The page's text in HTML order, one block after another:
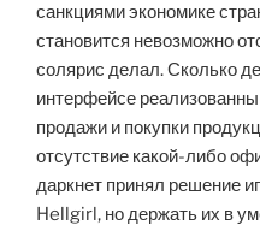
санкциями экономике
становится невозможно
солярис делал. Сколько
интерфейсе
продажи и покупки
отсутствие какой-либо
даркнет принял решение
Hellgirl, но держать их в